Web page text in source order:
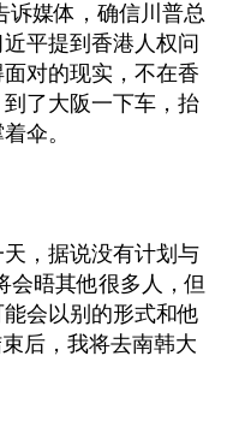
诉媒体，确信川普总
平提到香港人权问
对的现实，不在香
了大阪一下车，抬
伞。
，据说没有计划与
会晤其他很多人，但
会以别的形式和他
后，我将去南韩大